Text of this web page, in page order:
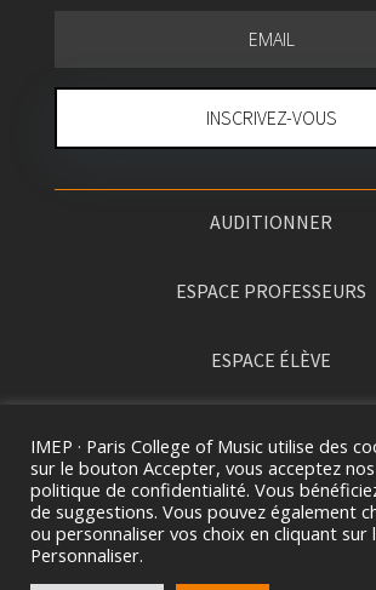
INSCRIVEZ-VOUS
AUDITIONNER
ESPACE PROFESSEURS
ESPACE ÉLÈVE
IMEP · Paris College of Music utilise des
sur le bouton Accepter, vous acceptez
politique de confidentialité. Vous
de suggestions. Vous pouvez également
ou personnaliser vos choix en cliquant sur
Personnaliser.